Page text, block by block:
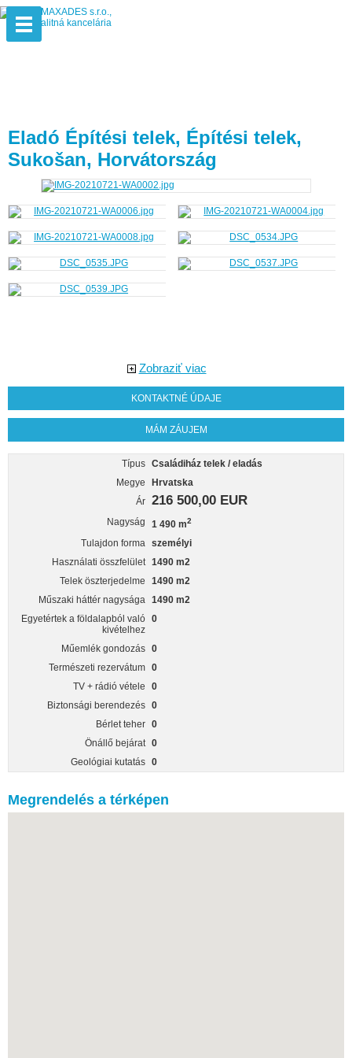
Eladó Építési telek, Építési telek,
Sukošan, Horvátország
Zobraziť viac
KONTAKTNÉ ÚDAJE
MÁM ZÁUJEM
Típus Családiház telek / eladás
Megye
Hrvatska
Ár 216 500,00 EUR
Nagyság 1 490 m2
Tulajdon forma személyi
Használati összfelület 1490 m2
Telek öszterjedelme
1490 m2
Műszaki háttér nagysága 1490 m2
Egyetértek a földalapból való
kivételhez
0
Műemlék gondozás 0
Természeti rezervátum 0
TV + rádió vétele
0
Biztonsági berendezés 0
Bérlet teher 0
Önállő bejárat 0
Geológiai kutatás 0
Megrendelés a térképen